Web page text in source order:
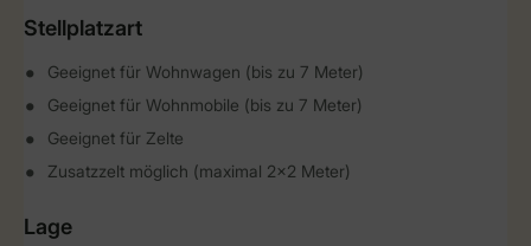
Stellplatzart
Geeignet für Wohnwagen (bis zu 7 Meter)
Geeignet für Wohnmobile (bis zu 7 Meter)
Geeignet für Zelte
Zusatzzelt möglich (maximal 2x2 Meter)
Lage